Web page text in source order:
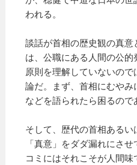
われる。
談話が首相の歴史観の真
は、公職にある人間の公
原則を理解していないの
論だ。まず、首相にむや
などを語られたら困るので
そして、歴代の首相ある
「真意」をダダ漏れにさ
コミにはそれこそが人間